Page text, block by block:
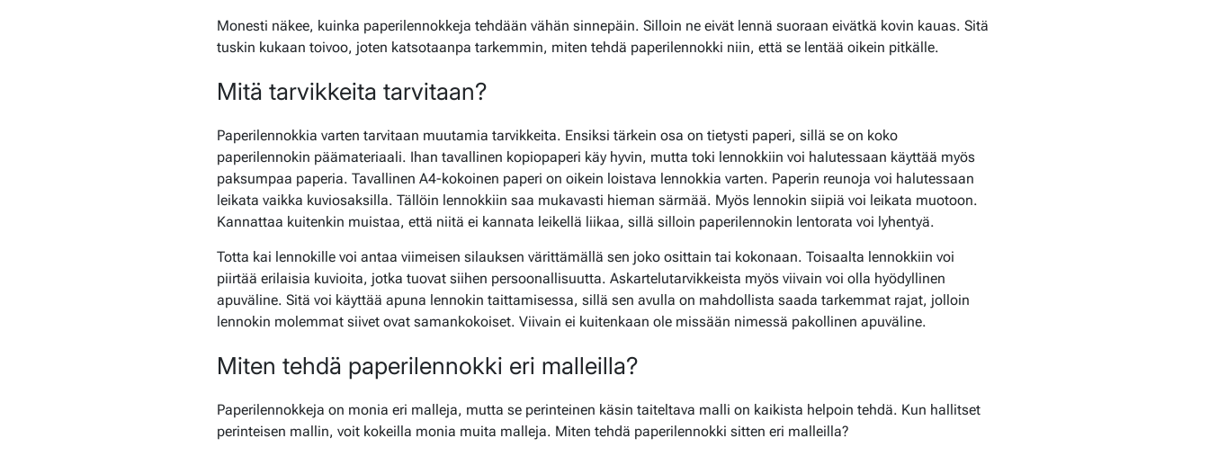
Monesti näkee, kuinka paperilennokkeja tehdään vähän sinnepäin. Silloin ne eivät lennä suoraan eivätkä kovin kauas. Sitä
tuskin kukaan toivoo, joten katsotaanpa tarkemmin, miten tehdä paperilennokki niin, että se lentää oikein pitkälle.
Mitä tarvikkeita tarvitaan?
Paperilennokkia varten tarvitaan muutamia tarvikkeita. Ensiksi tärkein osa on tietysti paperi, sillä se on koko
paperilennokin päämateriaali. Ihan tavallinen kopiopaperi käy hyvin, mutta toki lennokkiin voi halutessaan käyttää myös
paksumpaa paperia. Tavallinen A4-kokoinen paperi on oikein loistava lennokkia varten. Paperin reunoja voi halutessaan
leikata vaikka kuviosaksilla. Tällöin lennokkiin saa mukavasti hieman särmää. Myös lennokin siipiä voi leikata muotoon.
Kannattaa kuitenkin muistaa, että niitä ei kannata leikellä liikaa, sillä silloin paperilennokin lentorata voi lyhentyä.
Totta kai lennokille voi antaa viimeisen silauksen värittämällä sen joko osittain tai kokonaan. Toisaalta lennokkiin voi
piirtää erilaisia kuvioita, jotka tuovat siihen persoonallisuutta. Askartelutarvikkeista myös viivain voi olla hyödyllinen
apuväline. Sitä voi käyttää apuna lennokin taittamisessa, sillä sen avulla on mahdollista saada tarkemmat rajat, jolloin
lennokin molemmat siivet ovat samankokoiset. Viivain ei kuitenkaan ole missään nimessä pakollinen apuväline.
Miten tehdä paperilennokki eri malleilla?
Paperilennokkeja on monia eri malleja, mutta se perinteinen käsin taiteltava malli on kaikista helpoin tehdä. Kun hallitset
perinteisen mallin, voit kokeilla monia muita malleja. Miten tehdä paperilennokki sitten eri malleilla?